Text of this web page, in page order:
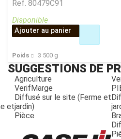
Ref. 80479C91
Poids 3 500 g
Disponible
Ajouter au panier
SUGGESTIONS DE
et
Agriculture
VerifMarge
Diffusé sur le site (Ferme et
jardin)
Pièce